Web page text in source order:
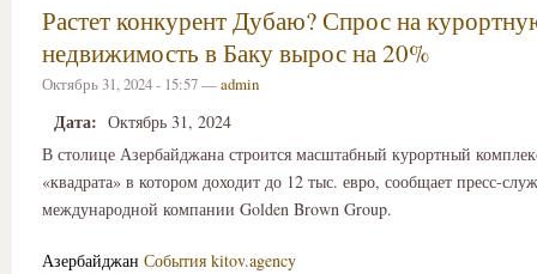
Растет конкурент Дубаю? Спрос на
недвижимость в Баку вырос на 20%
Октябрь 31, 2024 - 15:57 —admin
Дата: Октябрь 31, 2024
В столице Азербайджана строится масштабный курортный
«квадрата» в котором доходит до 12 тыс. евро, сообщает пресс-
международной компании Golden Brown Group.
Азербайджан События kitov.agency